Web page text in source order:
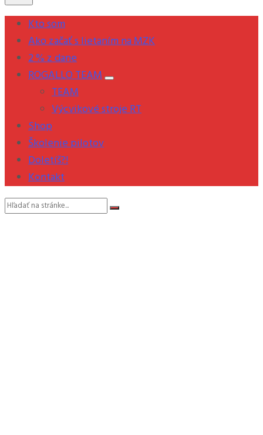
Kto som
Ako začať s lietaním na MZK
2 % z dane
ROGALLO TEAM
TEAM
Výcvikové stroje RT
Shop
Školenie pilotov
Doletíš?!
Kontakt
Vyhľadávanie: